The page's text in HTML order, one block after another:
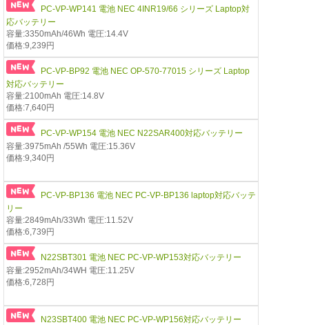
PC-VP-WP141 電池 NEC 4INR19/66 シリーズ Laptop対
応バッテリー
容量:3350mAh/46Wh 電圧:14.4V
価格:9,239円
PC-VP-BP92 電池 NEC OP-570-77015 シリーズ Laptop
対応バッテリー
容量:2100mAh 電圧:14.8V
価格:7,640円
PC-VP-WP154 電池 NEC N22SAR400対応バッテリー
容量:3975mAh /55Wh 電圧:15.36V
価格:9,340円
PC-VP-BP136 電池 NEC PC-VP-BP136 laptop対応バッテ
リー
容量:2849mAh/33Wh 電圧:11.52V
価格:6,739円
N22SBT301 電池 NEC PC-VP-WP153対応バッテリー
容量:2952mAh/34WH 電圧:11.25V
価格:6,728円
N23SBT400 電池 NEC PC-VP-WP156対応バッテリー